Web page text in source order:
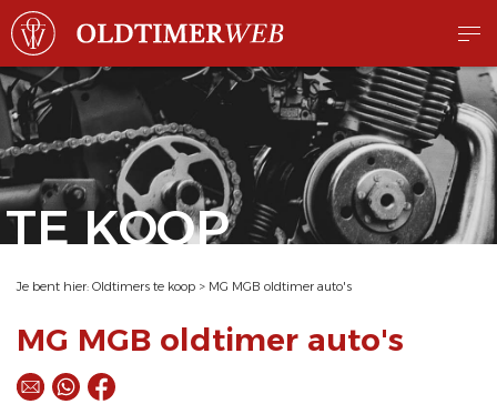
TE KOOP
Je bent hier: Oldtimers te koop > MG MGB oldtimer auto's
MG MGB oldtimer auto's